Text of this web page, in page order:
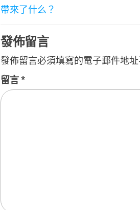
導
覽
帶來了什么？
發佈留言
發佈留言必須填寫的電子郵件地址
留言*